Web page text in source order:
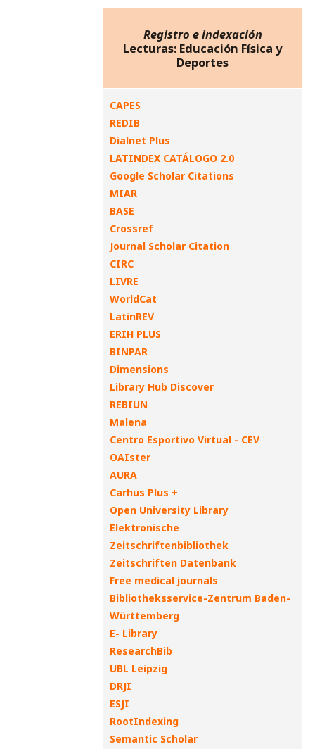
Registro e indexación
Lecturas: Educación Física y
Deportes
CAPES
REDIB
Dialnet Plus
LATINDEX CATÁLOGO 2.0
Google Scholar Citations
MIAR
BASE
Crossref
Journal Scholar Citation
CIRC
LIVRE
WorldCat
LatinREV
ERIH PLUS
BINPAR
Dimensions
Library Hub Discover
REBIUN
Malena
Centro Esportivo Virtual - CEV
OAIster
AURA
Carhus Plus +
Open University Library
Elektronische
Zeitschriftenbibliothek
Zeitschriften Datenbank
Free medical journals
Bibliotheksservice-Zentrum Baden-
Württemberg
E- Library
ResearchBib
UBL Leipzig
DRJI
ESJI
RootIndexing
Semantic Scholar